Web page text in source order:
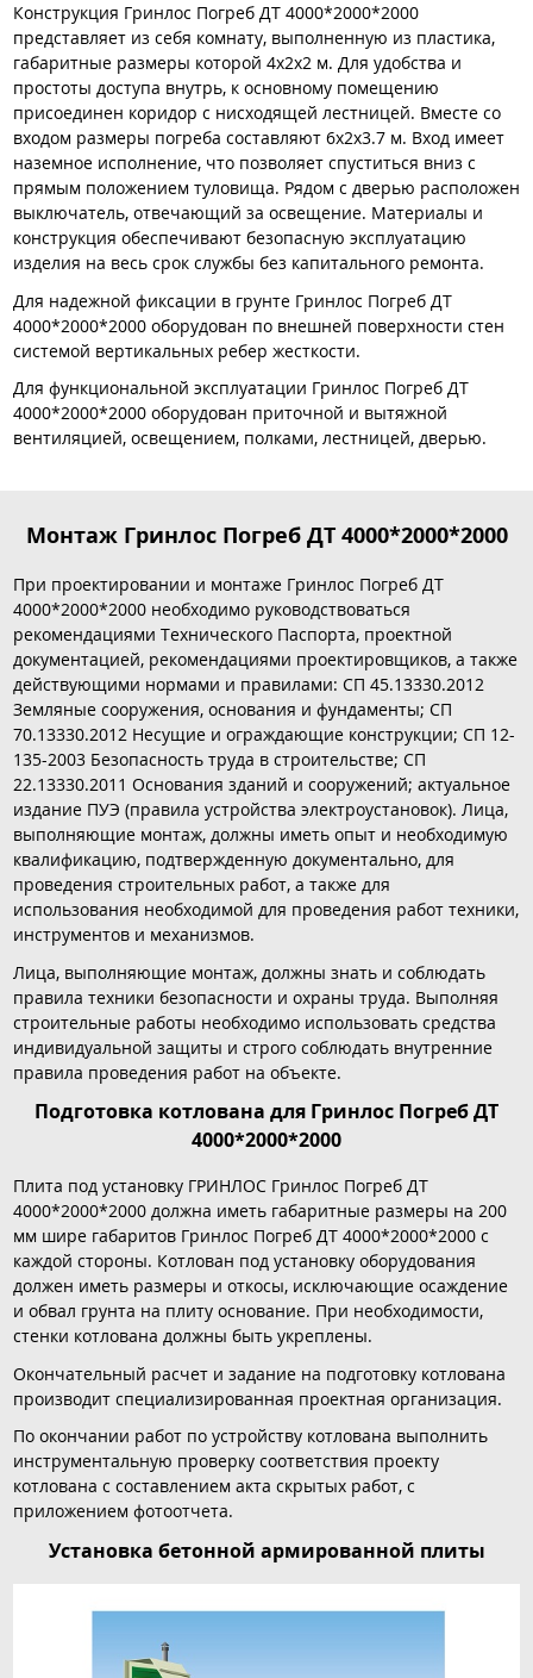
Конструкция Гринлос Погреб ДТ 4000*2000*2000
представляет из себя комнату, выполненную из пластика,
габаритные размеры которой 4x2x2 м. Для удобства и
простоты доступа внутрь, к основному помещению
присоединен коридор с нисходящей лестницей. Вместе со
входом размеры погреба составляют 6x2x3.7 м. Вход имеет
наземное исполнение, что позволяет спуститься вниз с
прямым положением туловища. Рядом с дверью расположен
выключатель, отвечающий за освещение. Материалы и
конструкция обеспечивают безопасную эксплуатацию
изделия на весь срок службы без капитального ремонта.
Для надежной фиксации в грунте Гринлос Погреб ДТ
4000*2000*2000 оборудован по внешней поверхности стен
системой вертикальных ребер жесткости.
Для функциональной эксплуатации Гринлос Погреб ДТ
4000*2000*2000 оборудован приточной и вытяжной
вентиляцией, освещением, полками, лестницей, дверью.
Монтаж Гринлос Погреб ДТ 4000*2000*2000
При проектировании и монтаже Гринлос Погреб ДТ
4000*2000*2000 необходимо руководствоваться
рекомендациями Технического Паспорта, проектной
документацией, рекомендациями проектировщиков, а также
действующими нормами и правилами: СП 45.13330.2012
Земляные сооружения, основания и фундаменты; СП
70.13330.2012 Несущие и ограждающие конструкции; СП 12-
135-2003 Безопасность труда в строительстве; СП
22.13330.2011 Основания зданий и сооружений; актуальное
издание ПУЭ (правила устройства электроустановок). Лица,
выполняющие монтаж, должны иметь опыт и необходимую
квалификацию, подтвержденную документально, для
проведения строительных работ, а также для
использования необходимой для проведения работ техники,
инструментов и механизмов.
Лица, выполняющие монтаж, должны знать и соблюдать
правила техники безопасности и охраны труда. Выполняя
строительные работы необходимо использовать средства
индивидуальной защиты и строго соблюдать внутренние
правила проведения работ на объекте.
Подготовка котлована для Гринлос Погреб ДТ
4000*2000*2000
Плита под установку ГРИНЛОС Гринлос Погреб ДТ
4000*2000*2000 должна иметь габаритные размеры на 200
мм шире габаритов Гринлос Погреб ДТ 4000*2000*2000 с
каждой стороны. Котлован под установку оборудования
должен иметь размеры и откосы, исключающие осаждение
и обвал грунта на плиту основание. При необходимости,
стенки котлована должны быть укреплены.
Окончательный расчет и задание на подготовку котлована
производит специализированная проектная организация.
По окончании работ по устройству котлована выполнить
инструментальную проверку соответствия проекту
котлована с составлением акта скрытых работ, с
приложением фотоотчета.
Установка бетонной армированной плиты